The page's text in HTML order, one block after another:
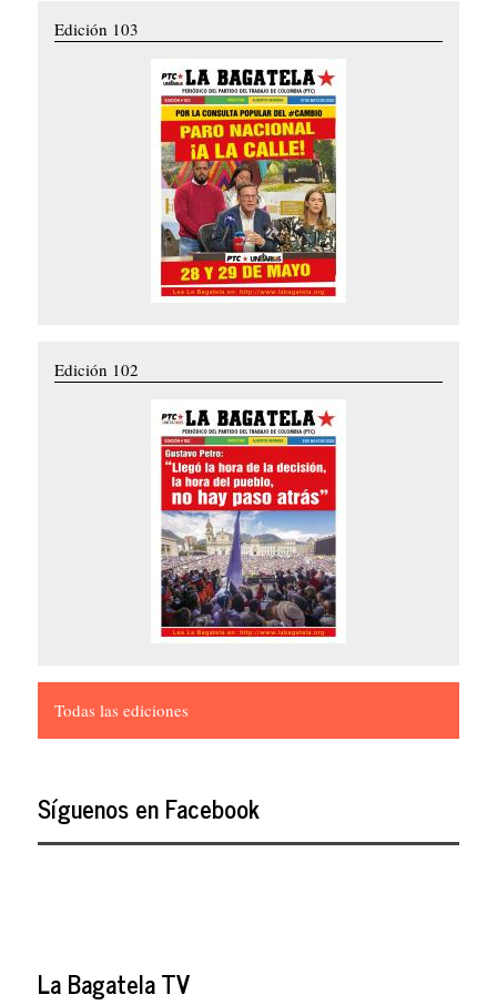
Edición 103
Edición 102
Todas las ediciones
Síguenos en Facebook
La Bagatela TV